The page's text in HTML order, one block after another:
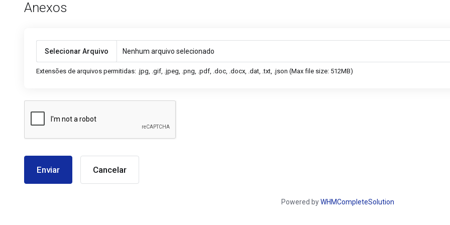
Anexos
Selecionar Arquivo Nenhum arquivo selecionado
Extensões de arquivos permitidas: .jpg, .gif, .jpeg, .png, .pdf, .doc, .docx, .dat, .txt, .json (Max file size: 512MB)
Cancelar
Powered byWHMCompleteSolution